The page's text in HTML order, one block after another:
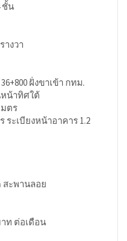
ชั้น
างวา
ฝั่งขาเข้า กทม.
หน้าทิศใต้
ตร
ระเบียงหน้าอาคาร 1.2
สะพานลอย
าท ต่อเดือน